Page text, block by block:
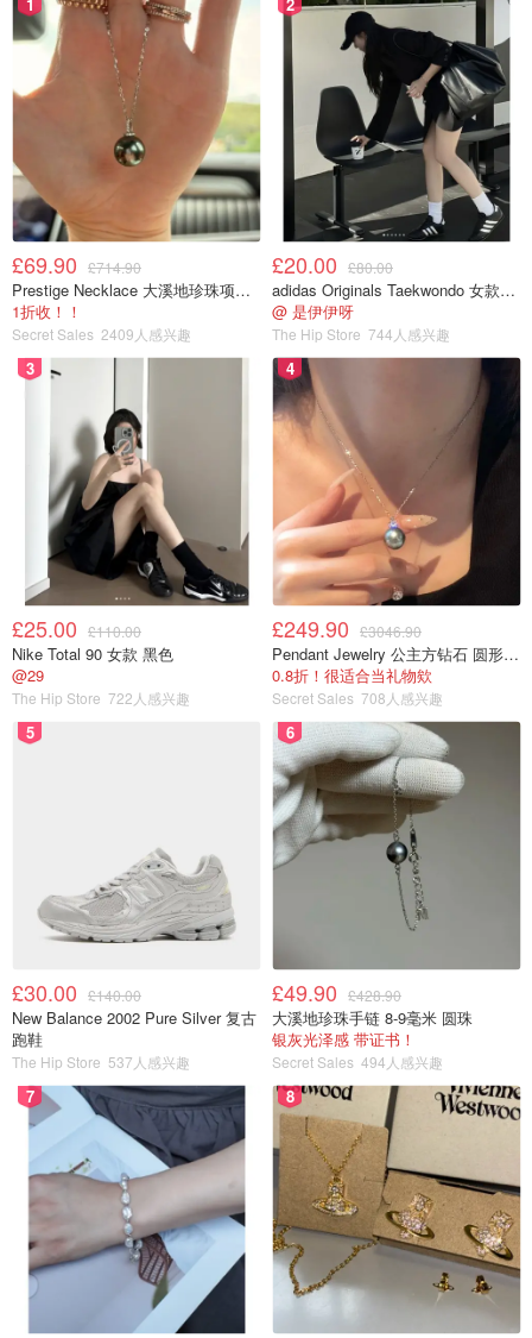
£69.90 £714.90
Prestige Necklace 大溪地珍珠项链 10-11mm
1折收！！
Secret Sales 2409人感兴趣
£20.00 £80.00
adidas Originals Taekwondo 女款黑色运动鞋
@ 是伊伊呀
The Hip Store 744人感兴趣
3
£25.00 £110.00
Nike Total 90 女款 黑色
@29
The Hip Store 722人感兴趣
4
£249.90 £3046.90
Pendant Jewelry 公主方钻石 圆形大溪地珍珠吊坠 11-12mm
0.8折！很适合当礼物欸
Secret Sales 708人感兴趣
5
£30.00 £140.00
New Balance 2002 Pure Silver 复古
跑鞋
The Hip Store 537人感兴趣
6
£49.90 £428.90
大溪地珍珠手链 8-9毫米 圆珠
银灰光泽感 带证书！
Secret Sales 494人感兴趣
7 8